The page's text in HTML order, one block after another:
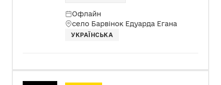
Офлайн
село Барвінок Едуарда Егана
УКРАЇНСЬКА